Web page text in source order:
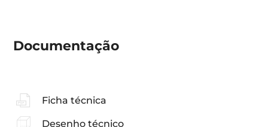
Documentação
Ficha técnica
Desenho técnico